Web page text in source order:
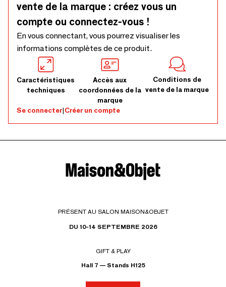
vente de la marque : créez vous un
compte ou connectez-vous !
En vous connectant, vous pourrez visualiser les
informations complètes de ce produit.
Caractéristiques
techniques
Accès aux
coordonnées de la
marque
Conditions de
vente de la marque
Se connecter|Créer un compte
PRÉSENT AU SALON MAISON&OBJET
DU 10-14 SEPTEMBRE 2026
GIFT & PLAY
Hall 7 — Stands H125